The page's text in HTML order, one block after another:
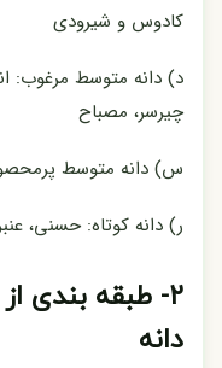
کادوس و شیرودی
د) دانه متوسط مرغوب:
چیرسر، مصباح
س) دانه متوسط
ر) دانه کوتاه: حسنی،
۲- طبقه بندی
دانه